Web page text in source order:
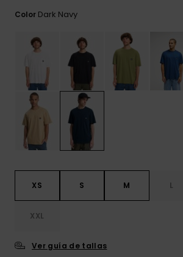
Color Dark Navy
XS S M L
XXL
Ver guía de tallas